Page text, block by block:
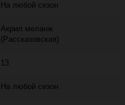
На любой сезон
Акрил меланж
(Рассказовская)
13
На любой сезон